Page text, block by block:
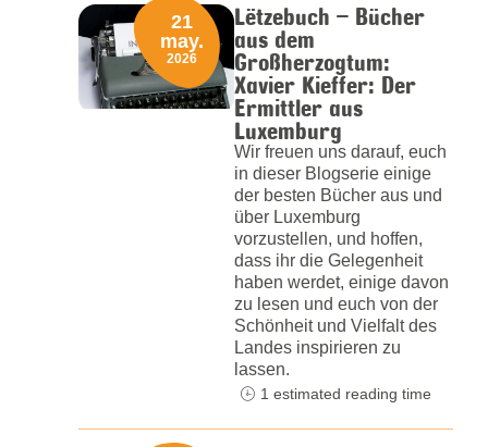
Lëtzebuch – Bücher
aus dem
Großherzogtum:
Xavier Kieffer: Der
Ermittler aus
Luxemburg
Wir freuen uns darauf, euch
in dieser Blogserie einige
der besten Bücher aus und
über Luxemburg
vorzustellen, und hoffen,
dass ihr die Gelegenheit
haben werdet, einige davon
zu lesen und euch von der
Schönheit und Vielfalt des
Landes inspirieren zu
lassen.
21
may.
2026
1 estimated reading time